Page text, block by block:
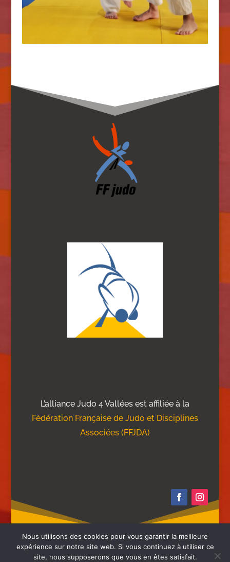
L’alliance Judo 4 Vallées est affiliée à la
Fédération Française de Judo et Disciplines
Associées (FFJDA)
Nous utilisons des cookies pour vous garantir la meilleure
expérience sur notre site web. Si vous continuez à utiliser ce
site, nous supposerons que vous en êtes satisfait.